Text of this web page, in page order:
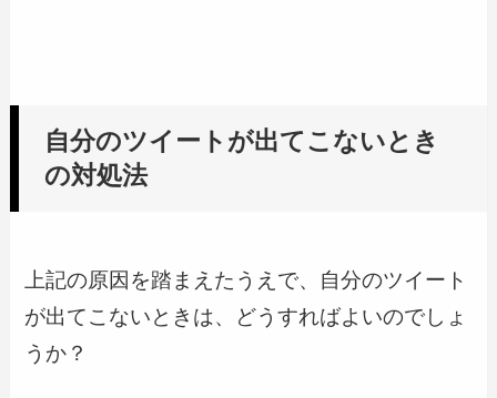
自分のツイートが出てこないとき
の対処法
上記の原因を踏まえたうえで、自分のツイート
が出てこないときは、どうすればよいのでしょ
うか？